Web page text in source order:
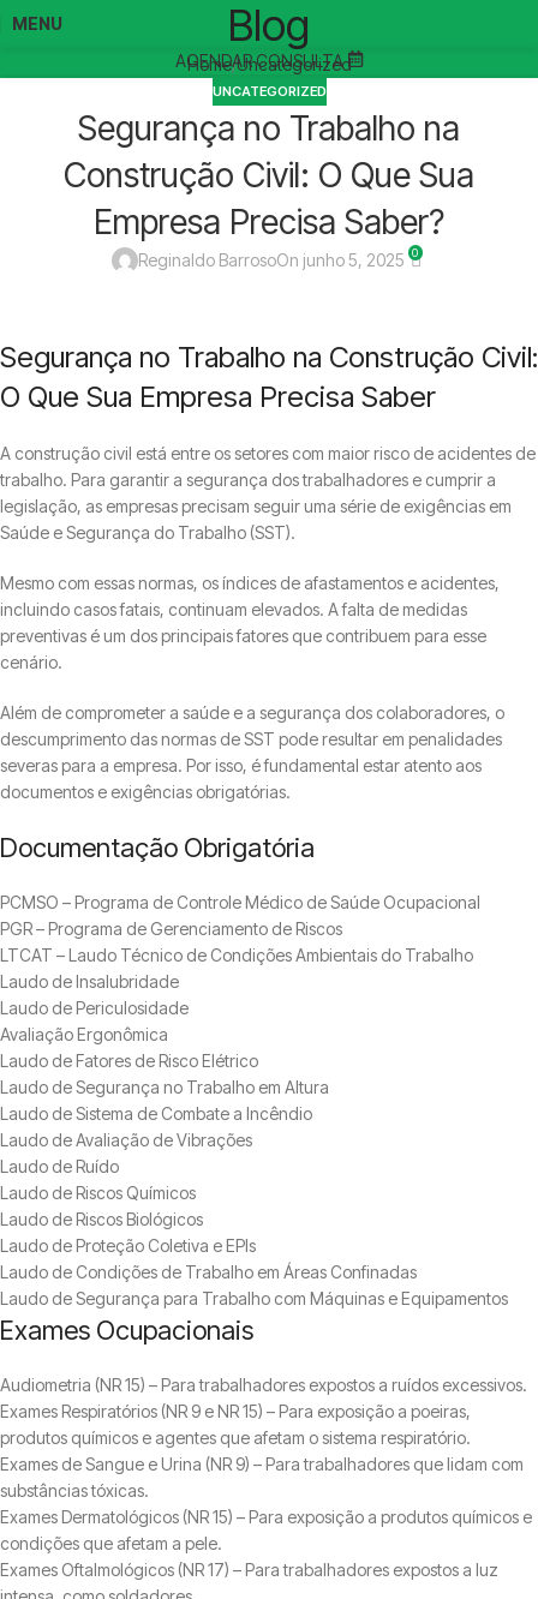
MENU
AGENDAR CONSULTA
Blog
Home Uncategorized
UNCATEGORIZED
Segurança no Trabalho na
Construção Civil: O Que Sua
Empresa Precisa Saber?
Reginaldo BarrosoOn junho 5, 2025 0
Segurança no Trabalho na Construção Civil:
O Que Sua Empresa Precisa Saber
A construção civil está entre os setores com maior risco de acidentes de
trabalho. Para garantir a segurança dos trabalhadores e cumprir a
legislação, as empresas precisam seguir uma série de exigências em
Saúde e Segurança do Trabalho (SST).
Mesmo com essas normas, os índices de afastamentos e acidentes,
incluindo casos fatais, continuam elevados. A falta de medidas
preventivas é um dos principais fatores que contribuem para esse
cenário.
Além de comprometer a saúde e a segurança dos colaboradores, o
descumprimento das normas de SST pode resultar em penalidades
severas para a empresa. Por isso, é fundamental estar atento aos
documentos e exigências obrigatórias.
Documentação Obrigatória
PCMSO – Programa de Controle Médico de Saúde Ocupacional
PGR – Programa de Gerenciamento de Riscos
LTCAT – Laudo Técnico de Condições Ambientais do Trabalho
Laudo de Insalubridade
Laudo de Periculosidade
Avaliação Ergonômica
Laudo de Fatores de Risco Elétrico
Laudo de Segurança no Trabalho em Altura
Laudo de Sistema de Combate a Incêndio
Laudo de Avaliação de Vibrações
Laudo de Ruído
Laudo de Riscos Químicos
Laudo de Riscos Biológicos
Laudo de Proteção Coletiva e EPIs
Laudo de Condições de Trabalho em Áreas Confinadas
Laudo de Segurança para Trabalho com Máquinas e Equipamentos
Exames Ocupacionais
Audiometria (NR 15) – Para trabalhadores expostos a ruídos excessivos.
Exames Respiratórios (NR 9 e NR 15) – Para exposição a poeiras,
produtos químicos e agentes que afetam o sistema respiratório.
Exames de Sangue e Urina (NR 9) – Para trabalhadores que lidam com
substâncias tóxicas.
Exames Dermatológicos (NR 15) – Para exposição a produtos químicos e
condições que afetam a pele.
Exames Oftalmológicos (NR 17) – Para trabalhadores expostos a luz